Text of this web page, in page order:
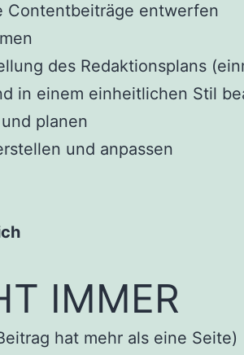
Contentbeiträge entwerfen
des Redaktionsplans
in einem einheitlichen Stil
planen
und anpassen
IMMER
hat mehr als eine Seite)